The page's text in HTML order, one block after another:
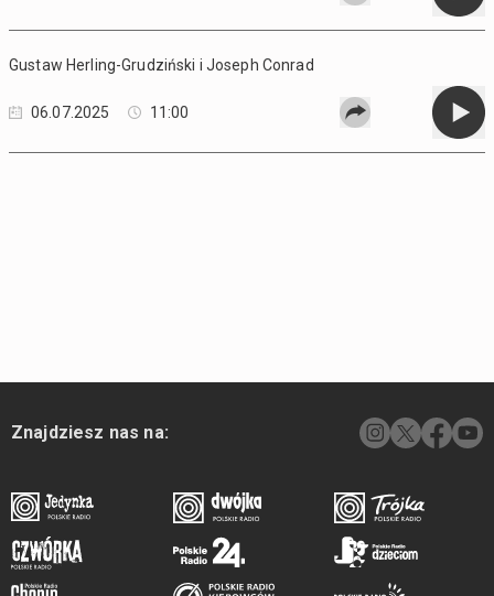
Gustaw Herling-Grudziński i Joseph Conrad
06.07.2025 11:00
Znajdziesz nas na: